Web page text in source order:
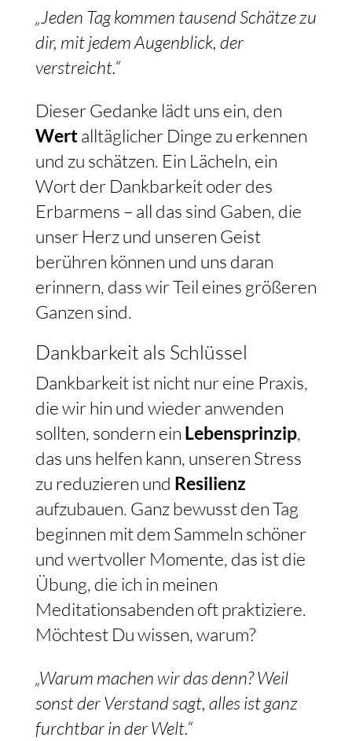
„Jeden Tag kommen tausend Schätze zu
dir, mit jedem Augenblick, der
verstreicht.“
Wertalltäglicher Dinge zu erkennen
und zu schätzen. Ein Lächeln, ein
Wort der Dankbarkeit oder des
Erbarmens – all das sind Gaben, die
unser Herz und unseren Geist
berühren können und uns daran
erinnern, dass wir Teil eines größeren
Ganzen sind.
Dankbarkeit als Schlüssel
Dankbarkeit ist nicht nur eine Praxis,
die wir hin und wieder anwenden
sollten, sondern ein Lebensprinzip,
das uns helfen kann, unseren Stress
zu reduzieren und Resilienz
aufzubauen. Ganz bewusst den Tag
beginnen mit dem Sammeln schöner
und wertvoller Momente, das ist die
Übung, die ich in meinen
Meditationsabenden oft praktiziere.
Möchtest Du wissen, warum?
„Warum machen wir das denn? Weil
sonst der Verstand sagt, alles ist ganz
furchtbar in der Welt.“